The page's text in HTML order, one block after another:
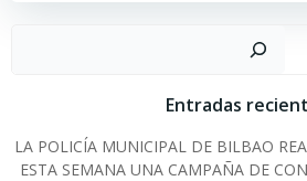
Entradas
LA POLICÍA MUNICIPAL DE BILBAO
ESTA SEMANA UNA CAMPAÑA DE